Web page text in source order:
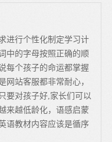
进行个性化制定学习计
中的字母按照正确的顺
每个孩子的命运都掌握
网站客服都非常耐心，
要对孩子好,家长们可以
来越低龄化，语感启蒙
语教材内容应该是循序